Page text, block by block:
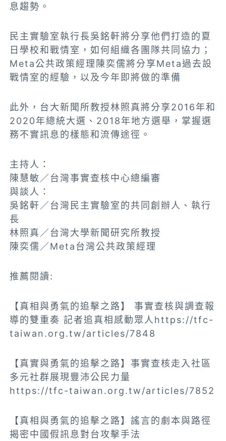
息趨勢。
民主實驗室執行長吳銘軒將分享他們打造的夏
日學校和戰情室，如何組織各團隊共同協力；
Meta公共政策經理陳奕儒將分享Meta過去設
戰情室的經驗，以及今年即將做的準備
此外，台大新聞所教授林照真將分享2016年和
2020年總統大選、2018年地方選舉，掌握選
務不實訊息的樣態和流傳途徑。
主持人：
陳慧敏／台灣事實查核中心總編審
與談人：
吳銘軒／台灣民主實驗室的共同創辦人、執行
長
林照真／台灣大學新聞研究所教授
陳奕儒／Meta台灣公共政策經理
推薦閱讀:
【真相與勇氣的追擊之路】 事實查核與調查報
導的雙重奏 記者追真相感動眾人https://tfc-
taiwan.org.tw/articles/7848
【真實與勇氣的追擊之路】事實查核走入社區
多元社群展現豐沛公民力量
https://tfc-taiwan.org.tw/articles/7852
【真相與勇氣的追擊之路】謠言的劇本與路徑
揭密中國假訊息對台攻擊手法